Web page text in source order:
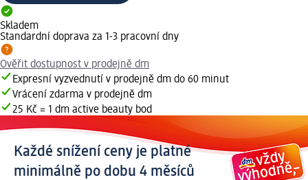
Skladem
Standardní doprava za 1-3 pracovní dny
Ověřit dostupnost v prodejně dm
Expresní vyzvednutí v prodejně dm do 60 minut
Vrácení zdarma v prodejně dm
25 Kč = 1 dm active beauty bod
Každé snížení ceny je platné
minimálně po dobu 4 měsíců